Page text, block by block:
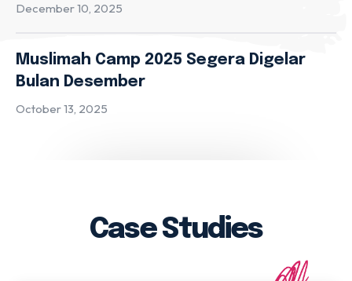
December 10, 2025
Muslimah Camp 2025 Segera Digelar
Bulan Desember
October 13, 2025
Case Studies